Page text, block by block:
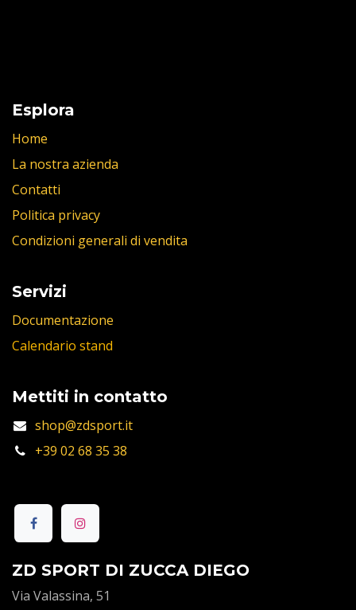
Esplora
Home
La nostra azienda
Contatti
Politica privacy
Condizioni generali di vendita
Servizi
Documentazione
Calendario stand
Mettiti in contatto
shop@zdsport.it
+39 02 68 35 38
ZD SPORT DI ZUCCA DIEGO
Via Valassina, 51